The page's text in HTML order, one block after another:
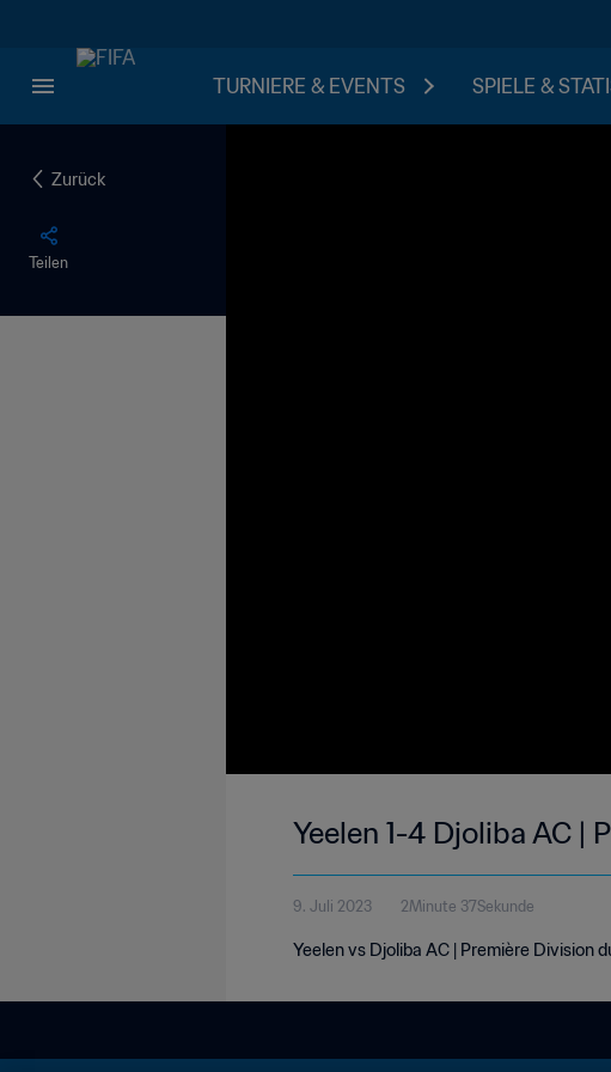
TURNIERE & EVENTS SPIELE &
Zurück
Teilen
Yeelen 1-4 Djoliba AC
9. Juli 2023 2Minute 37Sekunde
Yeelen vs Djoliba AC | Première Division